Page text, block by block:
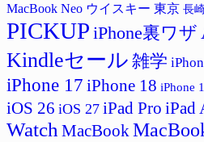
MacBook Neo ウイスキー 東京 長
PICKUP iPhone裏ワザ
Kindleセール 雑学
iPhone 17 iPhone 18 iPhone
iOS 26 iOS 27 iPad Pro iPad
Watch MacBook